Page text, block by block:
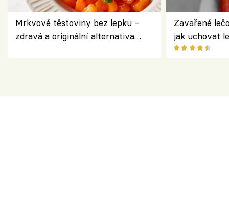
Mrkvové těstoviny bez lepku –
zdravá a originální alternativa
Zavařené
jak uchovat